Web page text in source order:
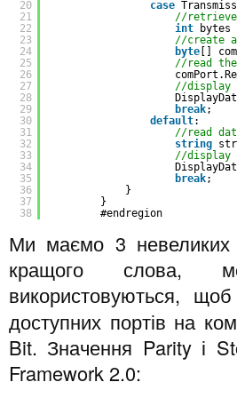
20
21
22
23
24
25
26
27
28
29
30
31
32
33
34
35
36
37
38
case
//retrieve
int
bytes
//create
byte []
//read
//display
break;
default:
//read
string str
//display
break;
}
}
#endregion
Ми маємо 3 невеликих
кращого слова,
використовуються,
доступних портів на
Bit. Значення Parity і
Framework 2.0: